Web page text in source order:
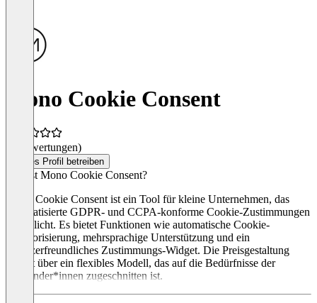
Mono Cookie Consent
(0 Bewertungen)
Dieses Profil betreiben
Was ist Mono Cookie Consent?
Mono Cookie Consent ist ein Tool für kleine Unternehmen, das
automatisierte GDPR- und CCPA-konforme Cookie-Zustimmungen
ermöglicht. Es bietet Funktionen wie automatische Cookie-
Kategorisierung, mehrsprachige Unterstützung und ein
benutzerfreundliches Zustimmungs-Widget. Die Preisgestaltung
erfolgt über ein flexibles Modell, das auf die Bedürfnisse der
Anwender*innen zugeschnitten ist.